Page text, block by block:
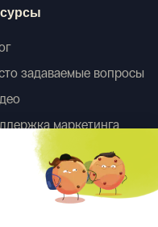
задаваемые вопросы
маркетинга
сканы